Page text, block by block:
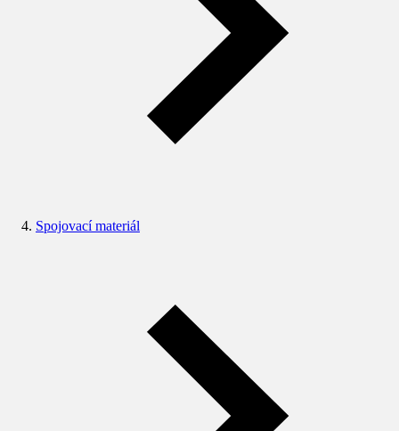
Spojovací materiál